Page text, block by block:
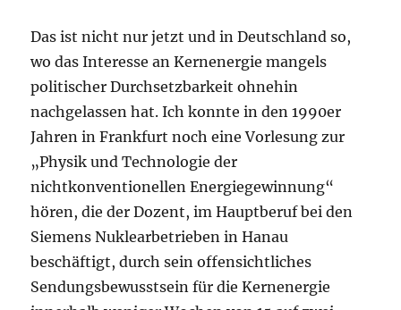
Das ist nicht nur jetzt und in Deutschland so,
wo das Interesse an Kernenergie mangels
politischer Durchsetzbarkeit ohnehin
nachgelassen hat. Ich konnte in den 1990er
Jahren in Frankfurt noch eine Vorlesung zur
„Physik und Technologie der
nichtkonventionellen Energiegewinnung“
hören, die der Dozent, im Hauptberuf bei den
Siemens Nuklearbetrieben in Hanau
beschäftigt, durch sein offensichtliches
Sendungsbewusstsein für die Kernenergie